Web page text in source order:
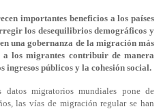
importantes beneficios a los países
los desequilibrios demográficos y
una gobernanza de la migración más
los migrantes contribuir de manera
ingresos públicos y la cohesión social.
migratorios mundiales pone de
las vías de migración regular se han